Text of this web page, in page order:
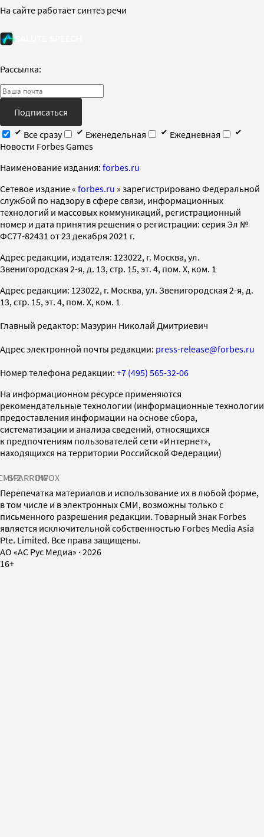
На сайте работает синтез речи
Рассылка:
Подписаться
Все сразу
Еженедельная
Ежедневная
Новости Forbes Games
Наименование издания: forbes.ru
Cетевое издание « forbes.ru » зарегистрировано Федеральной
службой по надзору в сфере связи, информационных
технологий и массовых коммуникаций, регистрационный
номер и дата принятия решения о регистрации: серия Эл №
ФС77-82431 от 23 декабря 2021 г.
Адрес редакции, издателя: 123022, г. Москва, ул.
Звенигородская 2-я, д. 13, стр. 15, эт. 4, пом. X, ком. 1
Адрес редакции: 123022, г. Москва, ул. Звенигородская 2-я, д.
13, стр. 15, эт. 4, пом. X, ком. 1
Главный редактор: Мазурин Николай Дмитриевич
Адрес электронной почты редакции: press-release@forbes.ru
Номер телефона редакции: +7 (495) 565-32-06
На информационном ресурсе применяются
рекомендательные технологии (информационные технологии
предоставления информации на основе сбора,
систематизации и анализа сведений, относящихся
к предпочтениям пользователей сети «Интернет»,
находящихся на территории Российской Федерации)
SPARROWINFOX
Перепечатка материалов и использование их в любой форме,
в том числе и в электронных СМИ, возможны только с
письменного разрешения редакции. Товарный знак Forbes
является исключительной собственностью Forbes Media Asia
Pte. Limited. Все права защищены.
AO «АС Рус Медиа» · 2026
16+